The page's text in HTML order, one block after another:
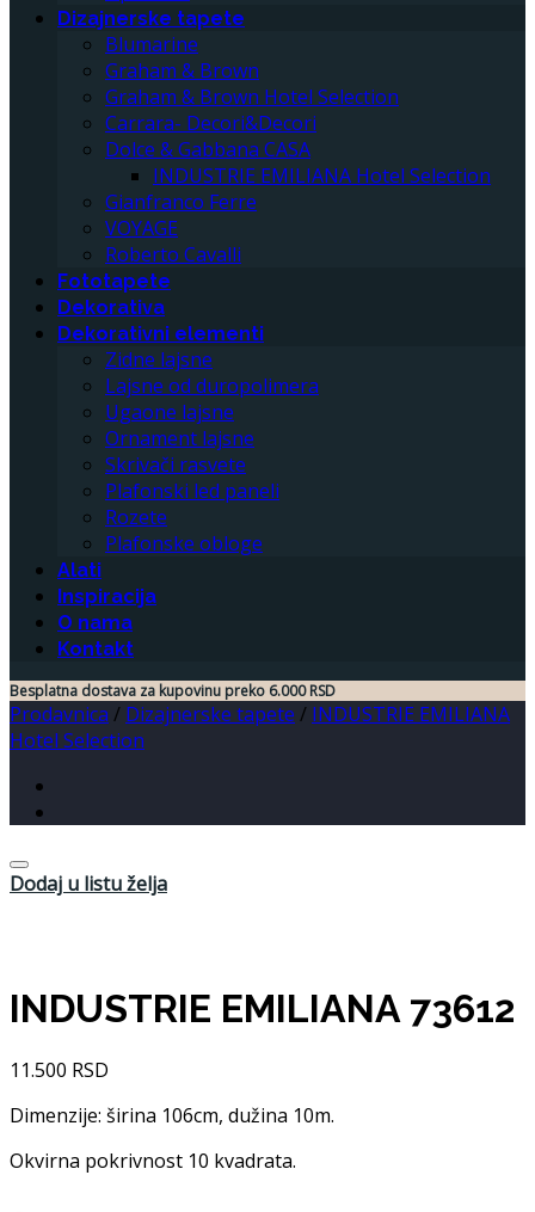
Dizajnerske tapete
Blumarine
Graham & Brown
Graham & Brown Hotel Selection
Carrara- Decori&Decori
Dolce & Gabbana CASA
INDUSTRIE EMILIANA Hotel Selection
Gianfranco Ferre
VOYAGE
Roberto Cavalli
Fototapete
Dekorativa
Dekorativni elementi
Zidne lajsne
Lajsne od duropolimera
Ugaone lajsne
Ornament lajsne
Skrivači rasvete
Plafonski led paneli
Rozete
Plafonske obloge
Alati
Inspiracija
O nama
Kontakt
Besplatna dostava za kupovinu preko 6.000 RSD
Prodavnica / Dizajnerske tapete / INDUSTRIE EMILIANA
Hotel Selection
Dodaj u listu želja
INDUSTRIE EMILIANA 73612
11.500 RSD
Dimenzije: širina 106cm, dužina 10m.
Okvirna pokrivnost 10 kvadrata.